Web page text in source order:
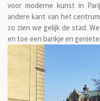
voor moderne kunst in
andere kant van het
zo zien we gelijk de stad.
en toe een bankje en